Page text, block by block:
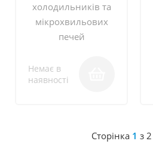
холодильників та
мікрохвильових
печей
Немає в
наявності
Сторінка 1 з 2